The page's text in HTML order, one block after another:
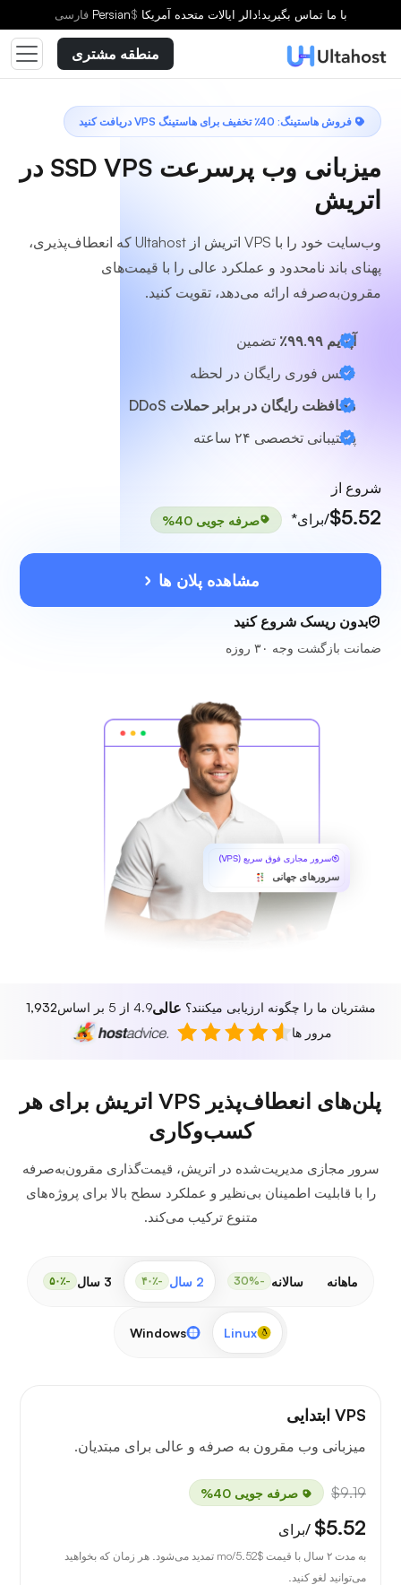
با ما تماس بگیرید!دالر ایالات متحده آمریکا $
Persian فارسى
منطقه مشتری
فروش هاستینگ: 40٪ تخفیف برای هاستینگ VPS دریافت کنید
میزبانی وب پرسرعت SSD VPS در
اتریش
وب‌سایت خود را با VPS اتریش از Ultahost که انعطاف‌پذیری،
پهنای باند نامحدود و عملکرد عالی را با قیمت‌های
مقرون‌به‌صرفه ارائه می‌دهد، تقویت کنید.
آپتایم ۹۹.۹۹٪
تضمین
عکس فوری رایگان در لحظه
محافظت رایگان در برابر حملات DDoS
پشتیبانی تخصصی
شروع از
$5.52/برای* صرفه جویی 40%
مشاهده پلان ها
بدون ریسک شروع کنید
ضمانت بازگشت وجه ۳۰ روزه
سرور مجازی فوق سریع (VPS)
سرورهای جهانی
مشتریان ما را چگونه ارزیابی میکنند؟ عالی4.9 از 5 بر اساس
1,932
مرور ها
پلن‌های انعطاف‌پذیر VPS اتریش برای هر
کسب‌وکاری
سرور مجازی مدیریت‌شده در اتریش، قیمت‌گذاری مقرون‌به‌صرفه
را با قابلیت اطمینان بی‌نظیر و عملکرد سطح بالا برای پروژه‌های
متنوع ترکیب می‌کند.
ماهانه سالانه -30% 2 سال -۴۰٪ 3 سال -۵۰٪
Linux
Windows
VPS ابتدایی
میزبانی وب مقرون به صرفه و عالی برای مبتدیان.
$9.19 صرفه جویی 40%
$5.52 /برای
به مدت ۲ سال با قیمت $5.52
/mo تمدید می‌شود. هر زمان که بخواهید
می‌توانید لغو کنید.